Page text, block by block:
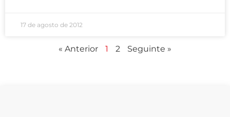
17 de agosto de 2012
« Anterior 1 2 Seguinte »